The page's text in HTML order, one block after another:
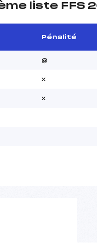
liste FFS
Pénalité
@
x
x